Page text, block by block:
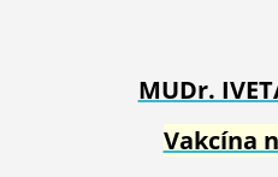
MUDr.
Vakcína